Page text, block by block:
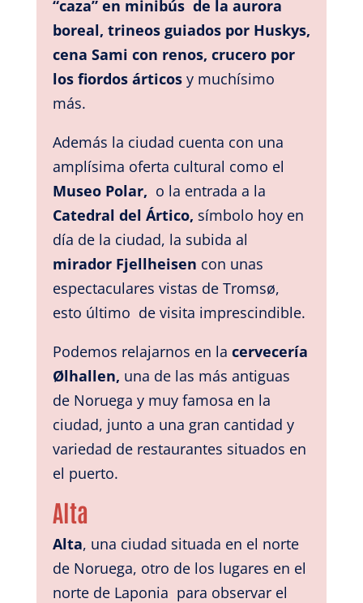
“caza” en minibús de la aurora
boreal, trineos guiados por Huskys,
cena Sami con renos, crucero por
los fiordos árticos y muchísimo
más.
Además la ciudad cuenta con una
amplísima oferta cultural como el
Museo Polar, o la entrada a la
Catedral del Ártico, símbolo hoy en
día de la ciudad, la subida al
mirador Fjellheisen con unas
espectaculares vistas de Tromsø,
esto último de visita imprescindible.
Podemos relajarnos en la cervecería
Ølhallen, una de las más antiguas
de Noruega y muy famosa en la
ciudad, junto a una gran cantidad y
variedad de restaurantes situados en
el puerto.
Alta
Alta, una ciudad situada en el norte
de Noruega, otro de los lugares en el
norte de Laponia para observar el